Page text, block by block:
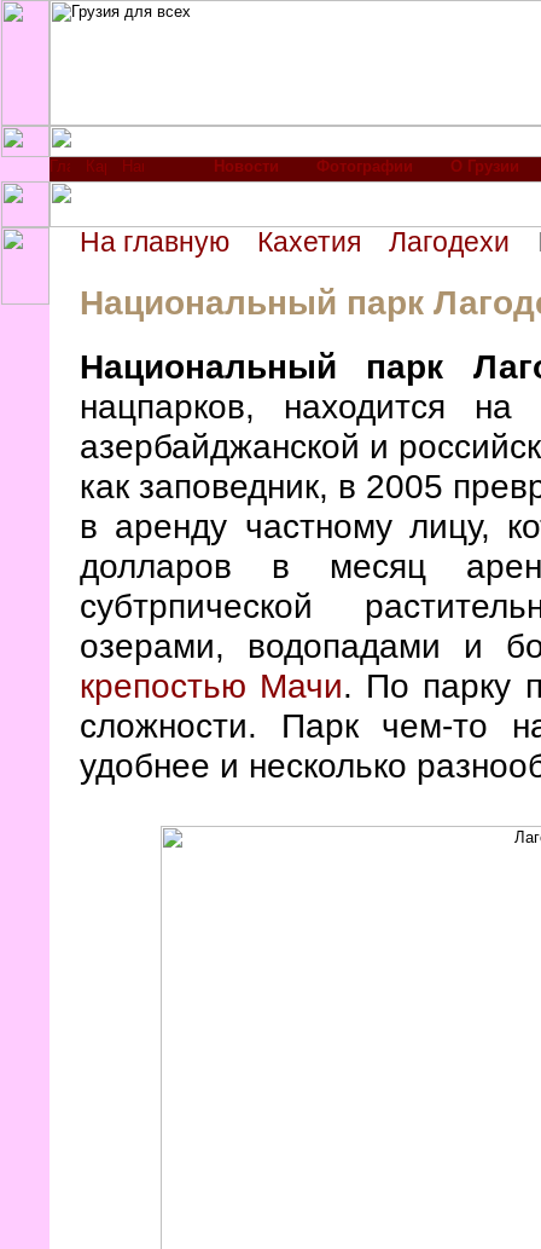
Новости Фотографии О Грузии
На главную Кахетия Лагодехи
Национальный парк
Национальный парк
нацпарков, находится
азербайджанской и
как заповедник, в 2005
в аренду частному лицу,
долларов в месяц
субтрпической
озерами, водопадами и
крепостью Мачи. По парку
сложности. Парк чем-то
удобнее и несколько